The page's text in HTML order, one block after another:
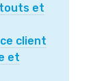
et
client
et